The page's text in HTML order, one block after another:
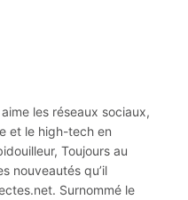
les réseaux sociaux,
et le high-tech en
Toujours au
nouveautés qu’il
Surnommé le